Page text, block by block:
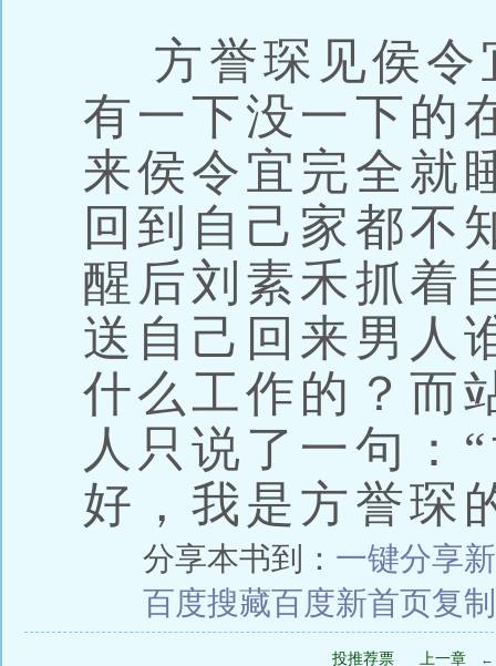
方誉琛见侯令
有一下没一下的
来侯令宜完全就
回到自己家都不
醒后刘素禾抓着
送自己回来男人
什么工作的？而
人只说了一句：
好，我是方誉琛
分享本书到： 一键分享
百度搜藏百度新首页复
投推荐票 上一章 ←